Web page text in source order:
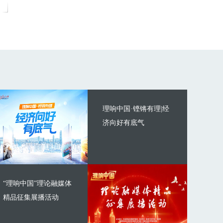
理响中国·铿锵有理|经
济向好有底气
“理响中国”理论融媒体
精品征集展播活动